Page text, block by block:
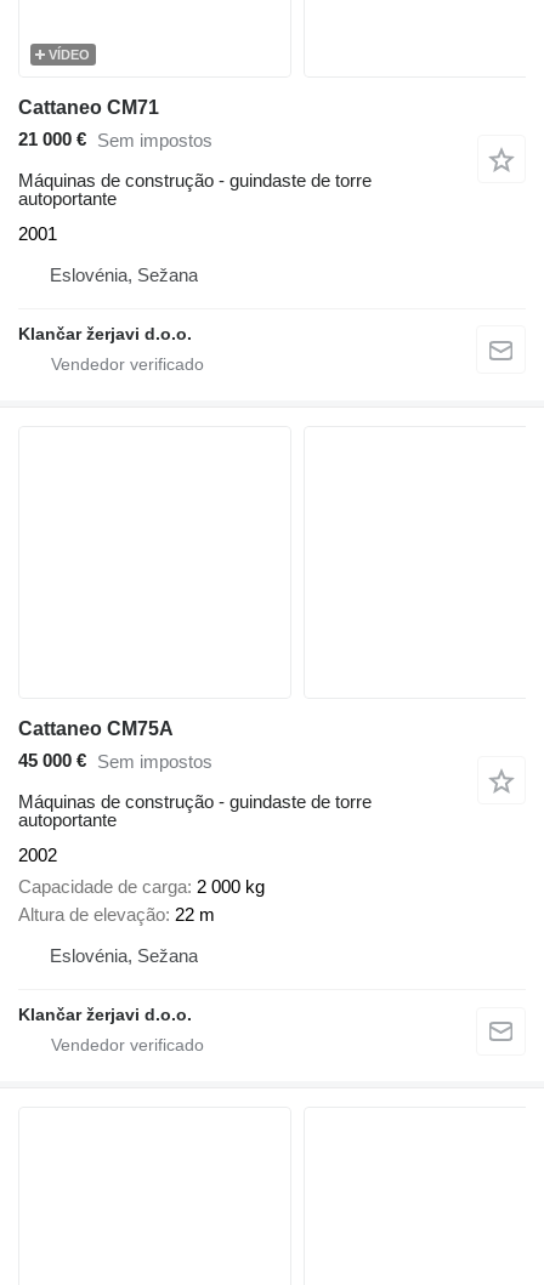
VÍDEO
Cattaneo CM71
21 000 € Sem impostos
Máquinas de construção - guindaste de torre
autoportante
2001
Eslovénia, Sežana
Klančar žerjavi d.o.o.
Cattaneo CM75A
45 000 € Sem impostos
Máquinas de construção - guindaste de torre
autoportante
2002
Capacidade de carga 2 000 kg
Altura de elevação 22 m
Eslovénia, Sežana
Klančar žerjavi d.o.o.